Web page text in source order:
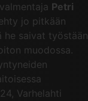
Petri
jo pitkään
he saivat työstään
muodossa.
Varhelahti